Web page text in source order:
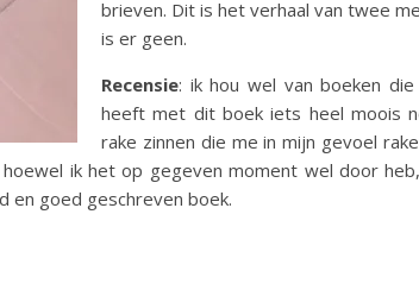
brieven. Dit is het verhaal van twee
is er geen.
Recensie: ik hou wel van boeken
heeft met dit boek iets heel moois
rake zinnen die me in mijn gevoel
ik het op gegeven moment wel door
en goed geschreven boek.